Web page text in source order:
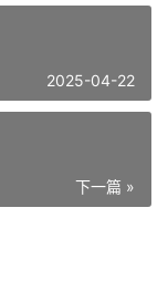
2025-04-22
下一篇 »